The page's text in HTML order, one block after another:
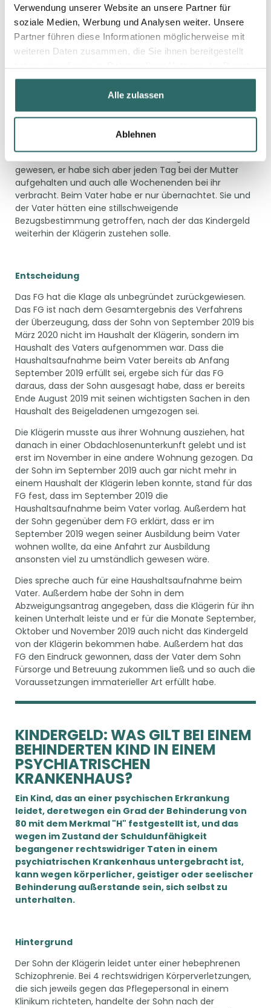
Verwendung unserer Website an unsere Partner für
soziale Medien, Werbung und Analysen weiter. Unsere
Partner führen diese Informationen möglicherweise mit
weiteren Daten zusammen, die Sie ihnen bereitgestellt
gesammelt haben.
Alle zulassen
Ablehnen
Hintergrund
Die Klägerin beantragt für September 2019 bis März 2020
Familienkasse hatte für diesen Zeitraum das Kindergeld
zurückgefordert, da der Sohn in diesem Zeitraum im
der deshalb einen vorrangigen Anspruch auf Kindergeld
habe. Mit ihrer Klage trägt die Klägerin vor, der Sohn sei
gewesen, er habe sich aber jeden Tag bei der Mutter
aufgehalten und auch alle Wochenenden bei ihr
verbracht. Beim Vater habe er nur übernachtet. Sie und
der Vater hätten eine stillschweigende
Bezugsbestimmung getroffen, nach der das Kindergeld
weiterhin der Klägerin zustehen solle.
Entscheidung
Das FG hat die Klage als unbegründet zurückgewiesen.
Das FG ist nach dem Gesamtergebnis des Verfahrens
der Überzeugung, dass der Sohn von September 2019 bis
März 2020 nicht im Haushalt der Klägerin, sondern im
Haushalt des Vaters aufgenommen war. Dass die
Haushaltsaufnahme beim Vater bereits ab Anfang
September 2019 erfüllt sei, ergebe sich für das FG
daraus, dass der Sohn ausgesagt habe, dass er bereits
Ende August 2019 mit seinen wichtigsten Sachen in den
Haushalt des Beigeladenen umgezogen sei.
Die Klägerin musste aus ihrer Wohnung ausziehen, hat
danach in einer Obdachlosenunterkunft gelebt und ist
erst im November in eine andere Wohnung gezogen. Da
der Sohn im September 2019 auch gar nicht mehr in
einem Haushalt der Klägerin leben konnte, stand für das
FG fest, dass im September 2019 die
Haushaltsaufnahme beim Vater vorlag. Außerdem hat
der Sohn gegenüber dem FG erklärt, dass er im
September 2019 wegen seiner Ausbildung beim Vater
wohnen wollte, da eine Anfahrt zur Ausbildung
ansonsten viel zu umständlich gewesen wäre.
Dies spreche auch für eine Haushaltsaufnahme beim
Vater. Außerdem habe der Sohn in dem
Abzweigungsantrag angegeben, dass die Klägerin für ihn
keinen Unterhalt leiste und er für die Monate September,
Oktober und November 2019 auch nicht das Kindergeld
von der Klägerin bekommen habe. Außerdem hat das
FG den Eindruck gewonnen, dass der Vater dem Sohn
Fürsorge und Betreuung zukommen ließ und so auch die
Voraussetzungen immaterieller Art erfüllt habe.
KINDERGELD: WAS GILT BEI EINEM
BEHINDERTEN KIND IN EINEM
PSYCHIATRISCHEN
KRANKENHAUS?
Ein Kind, das an einer psychischen Erkrankung
leidet, deretwegen ein Grad der Behinderung von
80 mit dem Merkmal "H" festgestellt ist, und das
wegen im Zustand der Schuldunfähigkeit
begangener rechtswidriger Taten in einem
psychiatrischen Krankenhaus untergebracht ist,
kann wegen körperlicher, geistiger oder seelischer
Behinderung außerstande sein, sich selbst zu
unterhalten.
Hintergrund
Der Sohn der Klägerin leidet unter einer hebephrenen
Schizophrenie. Bei 4 rechtswidrigen Körperverletzungen,
die sich jeweils gegen das Pflegepersonal in einem
Klinikum richteten, handelte der Sohn nach der